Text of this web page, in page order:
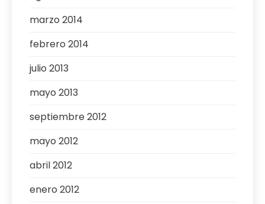
marzo 2014
febrero 2014
julio 2013
mayo 2013
septiembre 2012
mayo 2012
abril 2012
enero 2012